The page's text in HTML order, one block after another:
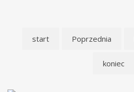
start Poprzednia
koniec